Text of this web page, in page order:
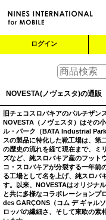
ログイン
NOVESTA(ノヴェスタ)の通販
旧チェコスロバキアのパルチザン
NOVESTA（ノヴェスタ）はその
ル・パーク（BATA Industrial
スの製品に特化した靴工場は、第
の歴史の流れを経て現在まで、ミ
ズなど、純スロバキア産のフット
コ・スロバキアが分裂する一年前
る工場として名を上げ、純スロバ
す。以来、NOVESTAはオリジナ
と共に多様なコラボレーションプ
des GARÇONS（コム デ ギャル
ロッパの繊細さ、そして東欧の素